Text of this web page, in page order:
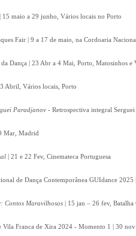
maio a 29 junho, Vários locais no Porto
Fair | 9 a 17 de maio, na Cordoaria
Dança | 23 Abr a 4 Mai, Porto, Matosinhos e
Abril, Vários locais, Porto
Paradjanov - Retrospectiva integral
Mar, Madrid
| 21 e 22 Fev, Cinemateca Portuguesa
de Dança Contemporânea GUIdance 2025
Contos Maravilhosos | 15 jan – 26 fev, Batalha
Vila Franca de Xira 2024 - Momento 1 | 30